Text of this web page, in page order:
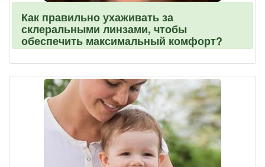
Как правильно ухаживать за
склеральными линзами, чтобы
обеспечить максимальный комфорт?